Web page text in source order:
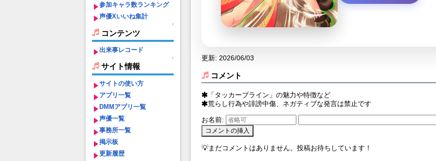
参加キャラ数ランキング
声優Xいいね集計
↑
コンテンツ
出来事レコード
↑
サイト情報
サイトの使い方
アプリ一覧
DMMアプリ一覧
声優一覧
事務所一覧
掲示板
更新履歴
更新: 2026/06/03
コメント
「タッカーブライン」の魅力や特徴など
荒らし行為や誹謗中傷、ネガティブな発言は禁止です
お名前:
💡まだコメントはありません。投稿お待ちしています！